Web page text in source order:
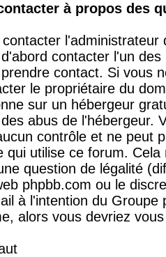
à propos des
contacter l'un
contact. Si vous
le propriétaire du
sur un hébergeur
abus de l'hébergeur.
contrôle et ne peut
qui utilise ce forum.
question de légalité
phpbb.com ou le
à l'intention du
alors vous devriez